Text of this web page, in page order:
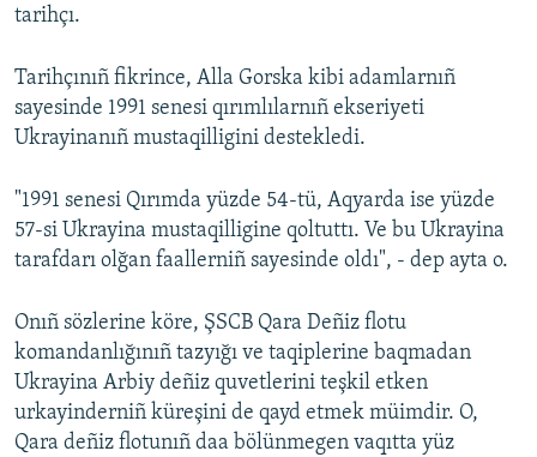
tarihçı.
Tarihçınıñ fikrince, Alla Gorska kibi adamlarnıñ
sayesinde 1991 senesi qırımlılarnıñ ekseriyeti
Ukrayinanıñ mustaqilligini destekledi.
"1991 senesi Qırımda yüzde 54-tü, Aqyarda ise yüzde
57-si Ukrayina mustaqilligine qoltuttı. Ve bu Ukrayina
tarafdarı olğan faallerniñ sayesinde oldı", - dep ayta o.
Onıñ sözlerine köre, ŞSCB Qara Deñiz flotu
komandanlığınıñ tazyığı ve taqiplerine baqmadan
Ukrayina Arbiy deñiz quvetlerini teşkil etken
urkayinderniñ küreşini de qayd etmek müimdir. O,
Qara deñiz flotunıñ daa bölünmegen vaqıtta yüz